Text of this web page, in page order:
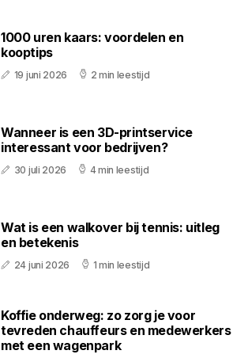
1000 uren kaars: voordelen en
kooptips
19 juni 2026 2 min leestijd
Wanneer is een 3D-printservice
interessant voor bedrijven?
30 juli 2026 4 min leestijd
Wat is een walkover bij tennis: uitleg
en betekenis
24 juni 2026 1 min leestijd
Koffie onderweg: zo zorg je voor
tevreden chauffeurs en medewerkers
met een wagenpark